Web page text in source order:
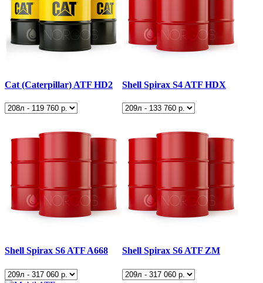
Cat (Caterpillar) ATF HD2 Shell Spirax S4 ATF HDX
Shell Spirax S6 ATF A668 Shell Spirax S6 ATF ZM